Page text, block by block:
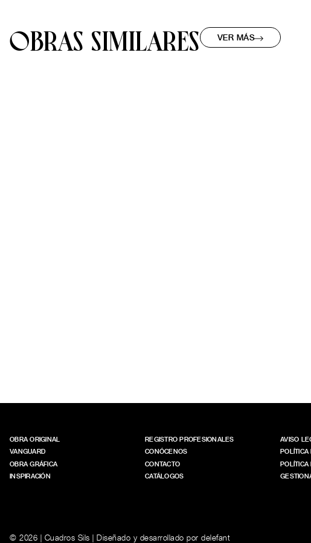
OBRAS SIMILARES VER MÁS
OBRA ORIGINAL
VANGUARD
OBRA GRÁFICA
INSPIRACIÓN
REGISTRO PROFESIONALES
CONÓCENOS
CONTACTO
CATÁLOGOS
AVISO
POLÍTICA
POLÍTICA
© 2026 | Cuadros Sils | Diseñado y desarrollado por delefant